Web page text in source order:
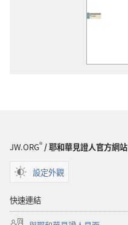
JW.ORG®/ 耶和華見證人官方網站
設定外觀
快速連結